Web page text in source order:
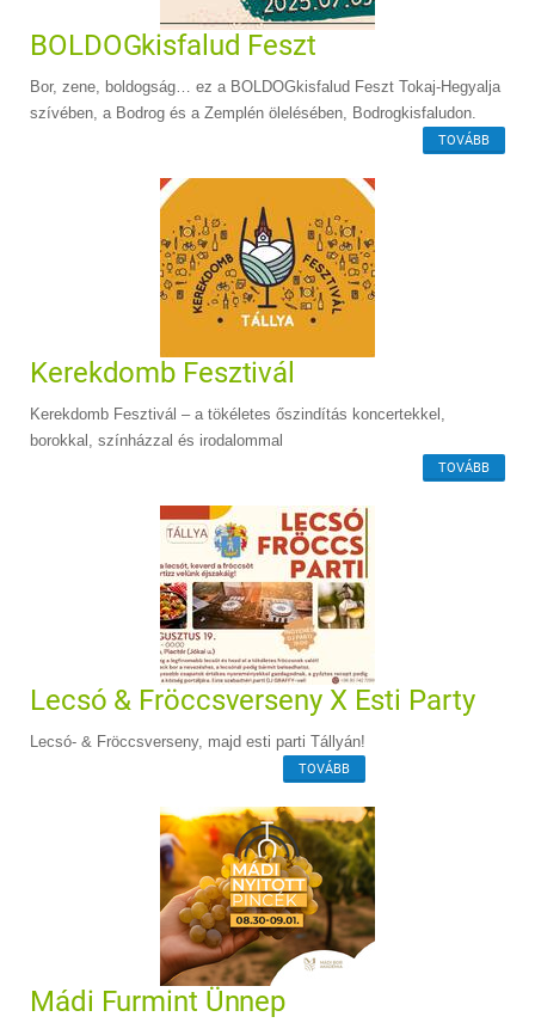
BOLDOGkisfalud Feszt
Bor, zene, boldogság… ez a BOLDOGkisfalud Feszt Tokaj-Hegyalja
szívében, a Bodrog és a Zemplén ölelésében, Bodrogkisfaludon.
TOVÁBB
Kerekdomb Fesztivál
Kerekdomb Fesztivál – a tökéletes őszindítás koncertekkel,
borokkal, színházzal és irodalommal
TOVÁBB
Lecsó & Fröccsverseny X Esti Party
Lecsó- & Fröccsverseny, majd esti parti Tállyán!
TOVÁBB
Mádi Furmint Ünnep